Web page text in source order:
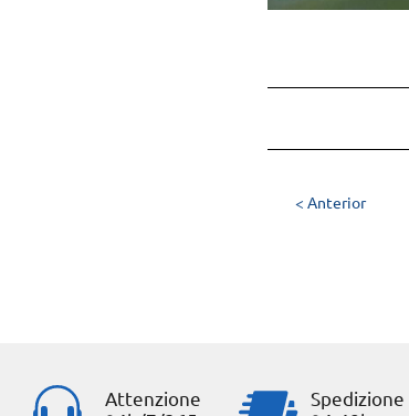
< Anterior
Attenzione
Spedizione